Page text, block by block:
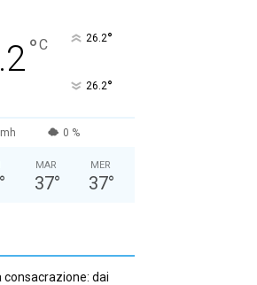
°C 26.2°
26.2°
0 %
MAR
37°
MER
37°
consacrazione: dai